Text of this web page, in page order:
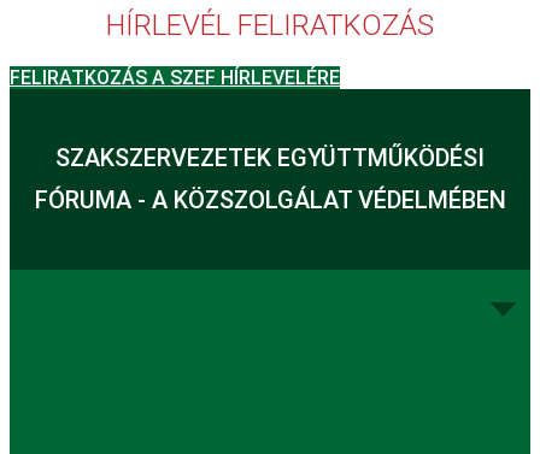
HÍRLEVÉL FELIRATKOZÁS
FELIRATKOZÁS A SZEF HÍRLEVELÉRE
SZAKSZERVEZETEK EGYÜTTMŰKÖDÉSI
FÓRUMA - A KÖZSZOLGÁLAT VÉDELMÉBEN